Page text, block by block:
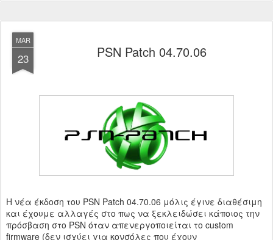
MAR
23 PSN Patch 04.70.06
Η νέα έκδοση του PSN Patch 04.70.06 μόλις έγινε διαθέσιμη
και έχουμε αλλαγές στο πως να ξεκλειδώσει κάποιος την
πρόσβαση στο PSN όταν απενεργοποιείται το custom
firmware (δεν ισχύει για κονσόλες που έχουν